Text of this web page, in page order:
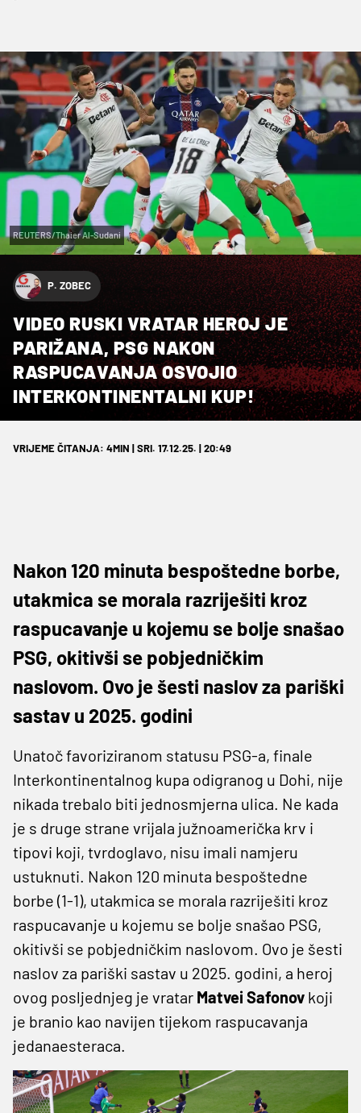
REUTERS/Thaier Al-Sudani
P. ZOBEC
VIDEO RUSKI VRATAR HEROJ JE
PARIŽANA, PSG NAKON
RASPUCAVANJA OSVOJIO
INTERKONTINENTALNI KUP!
VRIJEME ČITANJA: 4MIN | SRI. 17.12.25. | 20:49
Nakon 120 minuta bespoštedne borbe,
utakmica se morala razriješiti kroz
raspucavanje u kojemu se bolje snašao
PSG, okitivši se pobjedničkim
naslovom. Ovo je šesti naslov za pariški
sastav u 2025. godini
Unatoč favoriziranom statusu PSG-a, finale
Interkontinentalnog kupa odigranog u Dohi, nije
nikada trebalo biti jednosmjerna ulica. Ne kada
je s druge strane vrijala južnoamerička krv i
tipovi koji, tvrdoglavo, nisu imali namjeru
ustuknuti. Nakon 120 minuta bespoštedne
borbe (1-1), utakmica se morala razriješiti kroz
raspucavanje u kojemu se bolje snašao PSG,
okitivši se pobjedničkim naslovom. Ovo je šesti
naslov za pariški sastav u 2025. godini, a heroj
ovog posljednjeg je vratar Matvei Safonov koji
je branio kao navijen tijekom raspucavanja
jedanaesteraca.